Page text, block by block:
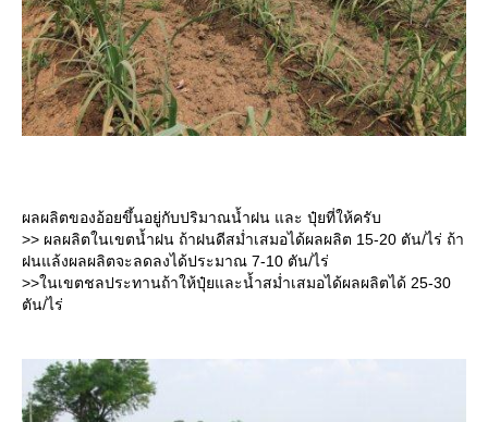
ผลผลิตของอ้อยขึ้นอยู่กับปริมาณน้ำฝน และ ปุ๋ยที่ให้ครับ
>> ผลผลิตในเขตน้ำฝน ถ้าฝนดีสม่ำเสมอได้ผลผลิต 15-20 ตัน/ไร่ ถ้า
ฝนแล้งผลผลิตจะลดลงได้ประมาณ 7-10 ตัน/ไร่
>>ในเขตชลประทานถ้าให้ปุ๋ยและน้ำสม่ำเสมอได้ผลผลิตได้ 25-30
ตัน/ไร่